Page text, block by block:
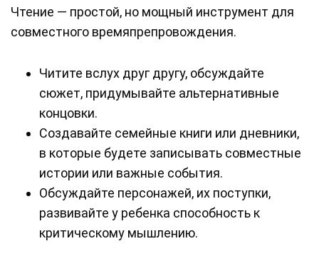
Чтение — простой, но мощный инструмент для
совместного времяпрепровождения.
Читите вслух друг другу, обсуждайте
сюжет, придумывайте альтернативные
концовки.
Создавайте семейные книги или дневники,
в которые будете записывать совместные
истории или важные события.
Обсуждайте персонажей, их поступки,
развивайте у ребенка способность к
критическому мышлению.